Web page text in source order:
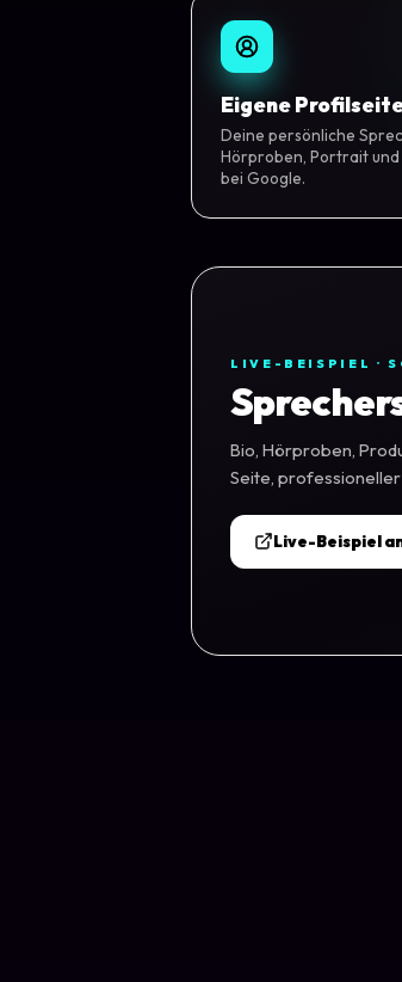
Eigene
Deine persönliche
Hörproben, Portrait
bei Google.
LIVE-BEISPIEL ·
Bio, Hörproben,
Seite,
Live-Beispiel